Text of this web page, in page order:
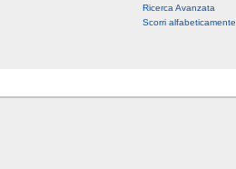
Ricerca Avanzata
Scorri alfabeticamente